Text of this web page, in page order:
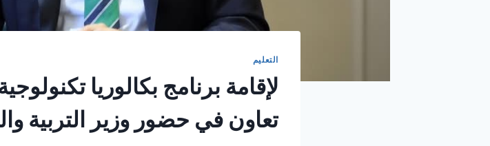
التعليم
لإقامة برنامج بكالوريا
تعاون في حضور وزير التربية